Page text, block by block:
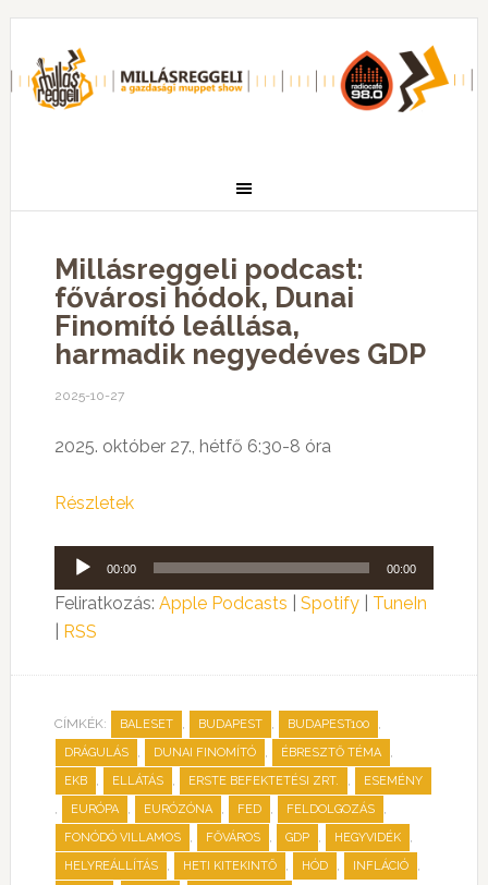
Millásreggeli podcast:
fővárosi hódok, Dunai
Finomító leállása,
harmadik negyedéves GDP
2025-10-27
2025. október 27., hétfő 6:30-8 óra
Részletek
Audió
lejátszó
00:00 00:00
Feliratkozás: Apple Podcasts Spotify| TuneIn
RSS
CÍMKÉK: BALESET , BUDAPEST , BUDAPEST100 ,
DRÁGULÁS , DUNAI FINOMÍTÓ , ÉBRESZTŐ TÉMA ,
EKB , ELLÁTÁS , ERSTE BEFEKTETÉSI ZRT. , ESEMÉNY
, EURÓPA , EURÓZÓNA , FED , FELDOLGOZÁS ,
FONÓDÓ VILLAMOS , FŐVÁROS , GDP , HEGYVIDÉK ,
HELYREÁLLÍTÁS , HETI KITEKINTŐ , HÓD , INFLÁCIÓ ,